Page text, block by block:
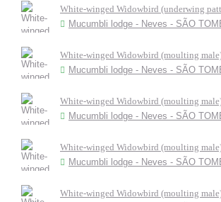
White-winged Widowbird (underwing
Mucumbli lodge - Neves - SÃO
White-winged Widowbird (moulting
Mucumbli lodge - Neves - SÃO
White-winged Widowbird (moulting
Mucumbli lodge - Neves - SÃO
White-winged Widowbird (moulting
Mucumbli lodge - Neves - SÃO
White-winged Widowbird (moulting